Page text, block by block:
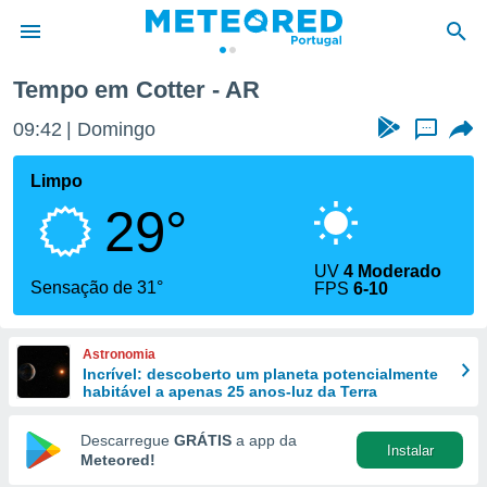
da
foi
fornecidas
a este
das
e
forma
digital
Tempo em Cotter - AR
09:42 Domingo ...
Limpo
29°
Sensação de 31°
UV4 Moderado
FPS6-10
Astronomia
Incrível: descoberto um planeta potencialmente
habitável a apenas 25 anos-luz da Terra
Descarregue GRÁTIS a app da
Meteored!
Instalar